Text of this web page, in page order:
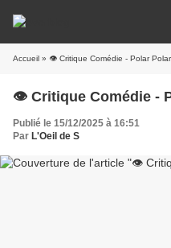
Accueil » 👁️ Critique Comédie - Polar Polar
👁️ Critique Comédie -
Publié le 15/12/2025 à 16:51
Par L'Oeil de S